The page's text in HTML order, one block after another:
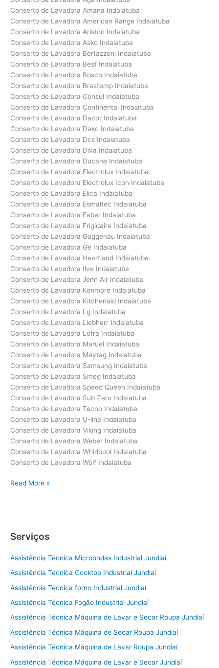
Conserto de Lavadora Amana Indaiatuba
Conserto de Lavadora American Range Indaiatuba
Conserto de Lavadora Ariston Indaiatuba
Conserto de Lavadora Asko Indaiatuba
Conserto de Lavadora Bertazzoni Indaiatuba
Conserto de Lavadora Best Indaiatuba
Conserto de Lavadora Bosch Indaiatuba
Conserto de Lavadora Brastemp Indaiatuba
Conserto de Lavadora Consul Indaiatuba
Conserto de Lavadora Continental Indaiatuba
Conserto de Lavadora Dacor Indaiatuba
Conserto de Lavadora Dako Indaiatuba
Conserto de Lavadora Dcs Indaiatuba
Conserto de Lavadora Diva Indaiatuba
Conserto de Lavadora Ducane Indaiatuba
Conserto de Lavadora Electrolux Indaiatuba
Conserto de Lavadora Electrolux Icon Indaiatuba
Conserto de Lavadora Élica Indaiatuba
Conserto de Lavadora Esmaltec Indaiatuba
Conserto de Lavadora Faber Indaiatuba
Conserto de Lavadora Frigidaire Indaiatuba
Conserto de Lavadora Gaggenau Indaiatuba
Conserto de Lavadora Ge Indaiatuba
Conserto de Lavadora Heartland Indaiatuba
Conserto de Lavadora Ilve Indaiatuba
Conserto de Lavadora Jenn Air Indaiatuba
Conserto de Lavadora Kenmore Indaiatuba
Conserto de Lavadora Kitchenaid Indaiatuba
Conserto de Lavadora Lg Indaiatuba
Conserto de Lavadora Liebherr Indaiatuba
Conserto de Lavadora Lofra Indaiatuba
Conserto de Lavadora Maruel Indaiatuba
Conserto de Lavadora Maytag Indaiatuba
Conserto de Lavadora Samsung Indaiatuba
Conserto de Lavadora Smeg Indaiatuba
Conserto de Lavadora Speed Queen Indaiatuba
Conserto de Lavadora Sub Zero Indaiatuba
Conserto de Lavadora Tecno Indaiatuba
Conserto de Lavadora U-line Indaiatuba
Conserto de Lavadora Viking Indaiatuba
Conserto de Lavadora Weber Indaiatuba
Conserto de Lavadora Whirlpool Indaiatuba
Conserto de Lavadora Wolf Indaiatuba
Conserto
Read More »
Serviços
Assistência Técnica Microondas Industrial Jundiaí
Assistência Técnica Cooktop Industrial Jundiaí
Assistência Técnica forno Industrial Jundiaí
Assistência Técnica Fogão Industrial Jundiaí
Assistência Técnica Máquina de Lavar e Secar Roupa Jundiaí
Assistência Técnica Máquina de Secar Roupa Jundiaí
Assistência Técnica Máquina de Lavar Roupa Jundiaí
Assistência Técnica Máquina de Lavar e Secar Jundiaí